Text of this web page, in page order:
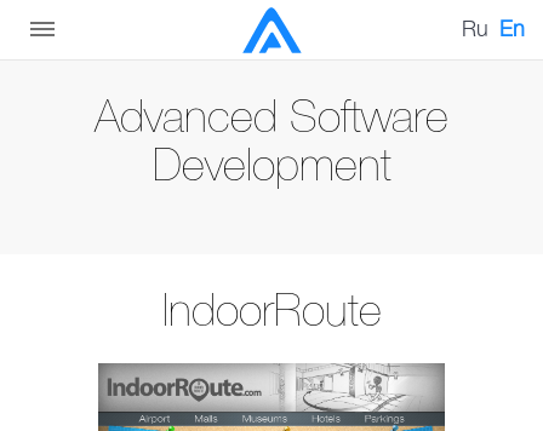
Ru En
Advanced Software
Development
IndoorRoute